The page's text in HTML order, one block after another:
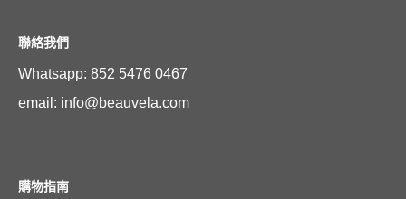
聯絡我們
Whatsapp: 852 5476 0467
email: info@beauvela.com
購物指南